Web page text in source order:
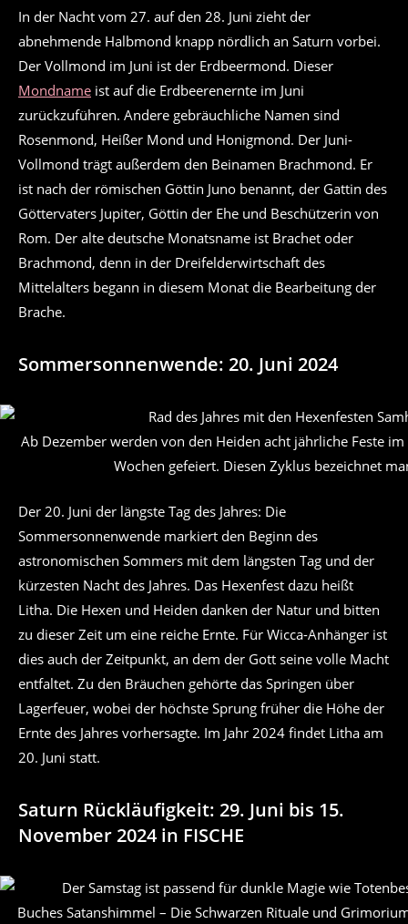
In der Nacht vom 27. auf den 28. Juni zieht der
abnehmende Halbmond knapp nördlich an Saturn vorbei.
Der Vollmond im Juni ist der Erdbeermond. Dieser
Mondname ist auf die Erdbeerenernte im Juni
zurückzuführen. Andere gebräuchliche Namen sind
Rosenmond, Heißer Mond und Honigmond. Der Juni-
Vollmond trägt außerdem den Beinamen Brachmond. Er
ist nach der römischen Göttin Juno benannt, der Gattin des
Göttervaters Jupiter, Göttin der Ehe und Beschützerin von
Rom. Der alte deutsche Monatsname ist Brachet oder
Brachmond, denn in der Dreifelderwirtschaft des
Mittelalters begann in diesem Monat die Bearbeitung der
Brache.
Sommersonnenwende: 20. Juni 2024
Ab Dezember werden von den Heiden acht jährliche Feste
Wochen gefeiert. Diesen Zyklus bezeichnet
Der 20. Juni der längste Tag des Jahres: Die
Sommersonnenwende markiert den Beginn des
astronomischen Sommers mit dem längsten Tag und der
kürzesten Nacht des Jahres. Das Hexenfest dazu heißt
Litha. Die Hexen und Heiden danken der Natur und bitten
zu dieser Zeit um eine reiche Ernte. Für Wicca-Anhänger ist
dies auch der Zeitpunkt, an dem der Gott seine volle Macht
entfaltet. Zu den Bräuchen gehörte das Springen über
Lagerfeuer, wobei der höchste Sprung früher die Höhe der
Ernte des Jahres vorhersagte. Im Jahr 2024 findet Litha am
20. Juni statt.
Saturn Rückläufigkeit: 29. Juni bis 15.
November 2024 in FISCHE